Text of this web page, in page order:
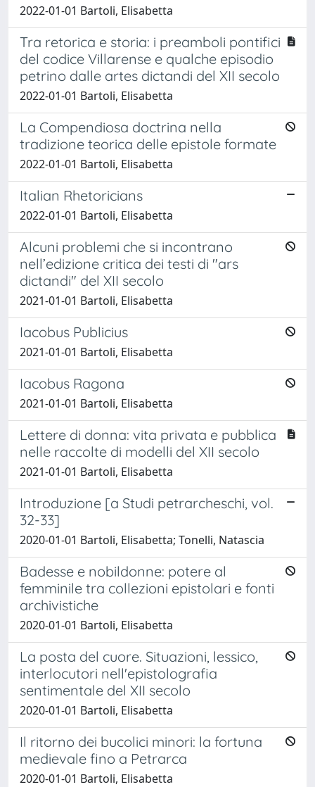
2022-01-01 Bartoli, Elisabetta
Tra retorica e storia: i preamboli pontifici
del codice Villarense e qualche episodio
petrino dalle artes dictandi del XII secolo
2022-01-01 Bartoli, Elisabetta
La Compendiosa doctrina nella
tradizione teorica delle epistole formate
2022-01-01 Bartoli, Elisabetta
Italian Rhetoricians
2022-01-01 Bartoli, Elisabetta
Alcuni problemi che si incontrano
nell’edizione critica dei testi di "ars
dictandi" del XII secolo
2021-01-01 Bartoli, Elisabetta
Iacobus Publicius
2021-01-01 Bartoli, Elisabetta
Iacobus Ragona
2021-01-01 Bartoli, Elisabetta
Lettere di donna: vita privata e pubblica
nelle raccolte di modelli del XII secolo
2021-01-01 Bartoli, Elisabetta
Introduzione [a Studi petrarcheschi, vol.
32-33]
2020-01-01 Bartoli, Elisabetta; Tonelli, Natascia
Badesse e nobildonne: potere al
femminile tra collezioni epistolari e fonti
archivistiche
2020-01-01 Bartoli, Elisabetta
La posta del cuore. Situazioni, lessico,
interlocutori nell'epistolografia
sentimentale del XII secolo
2020-01-01 Bartoli, Elisabetta
Il ritorno dei bucolici minori: la fortuna
medievale fino a Petrarca
2020-01-01 Bartoli, Elisabetta